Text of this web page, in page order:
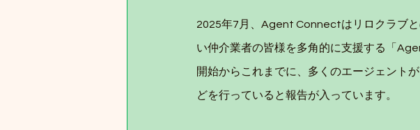
2025年7月、Agent Connectはリロクラブ
い仲介業者の皆様を多角的に支援する「
開始からこれまでに、多くのエージェント
どを行っていると報告が入っています。